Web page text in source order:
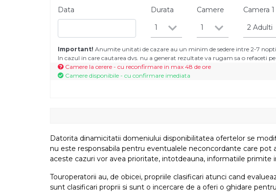
Data
Durata
1
Camere
1
Camera1
2 Adulti
Important! Anumite unitati de cazare au un minim de sedere intre 2-7 nopti.
In cazul in care cautarea dvs. nu a generat rezultate va rugam sa o refaceti
Camere la cerere - cu reconfirmare in max 48 de ore
Camere disponibile - cu confirmare imediata
Datorita dinamicitatii domeniului disponibilitatea ofertelor se
nu este responsabila pentru eventualele neconcordante care
aceste cazuri vor avea prioritate, intotdeauna, informatiile primite
Touroperatorii au, de obicei, propriile clasificari atunci cand
sunt clasificari proprii si sunt o incercare de a oferi o ghidare